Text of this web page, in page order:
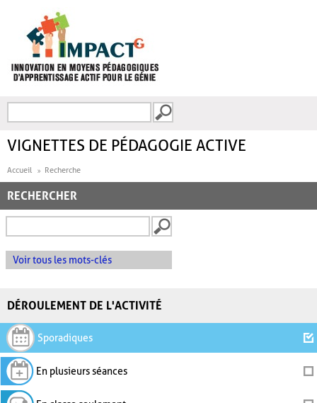
FORMULAIRE DE
VIGNETTES DE PÉDAGOGIE ACTIVE
Accueil Recherche
RECHERCHER
Voir tous les mots-clés
DÉROULEMENT DE L'ACTIVITÉ
Sporadiques
En plusieurs séances